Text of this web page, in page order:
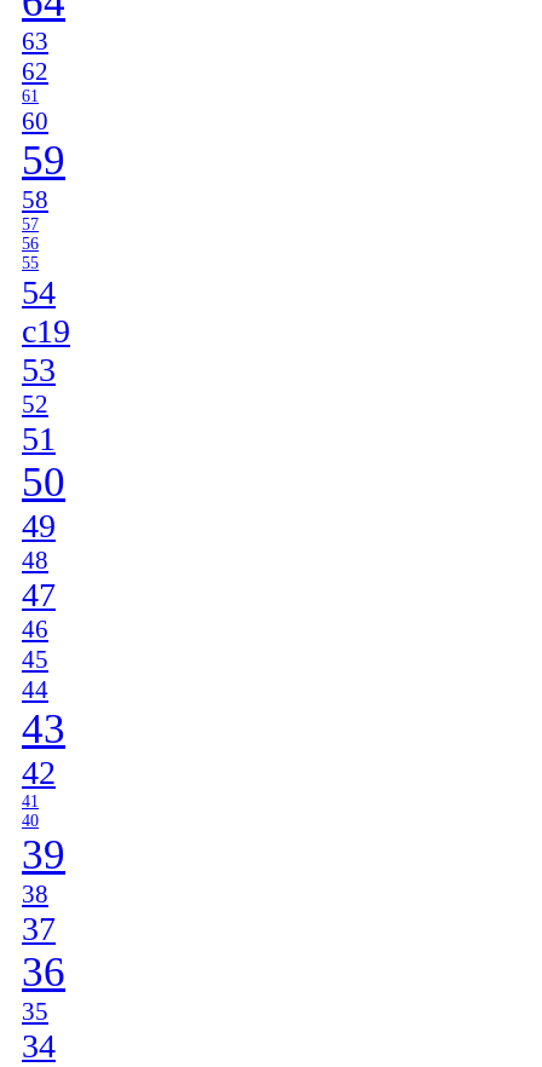
63
62
61
60
59
58
57
56
55
54
c19
53
52
51
50
49
48
47
46
45
44
43
42
41
40
39
38
37
36
35
34